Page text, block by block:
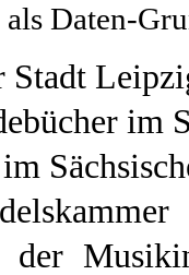
Daten-
Stadt
im
der